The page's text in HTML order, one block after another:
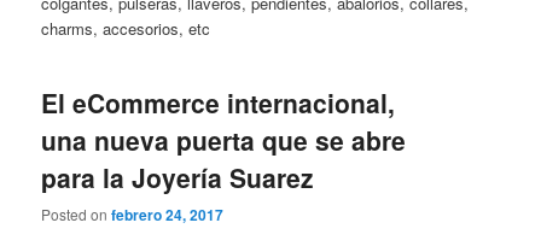
charms, accesorios, etc
El eCommerce internacional,
una nueva puerta que se abre
para la Joyería Suarez
Posted onfebrero 24, 2017